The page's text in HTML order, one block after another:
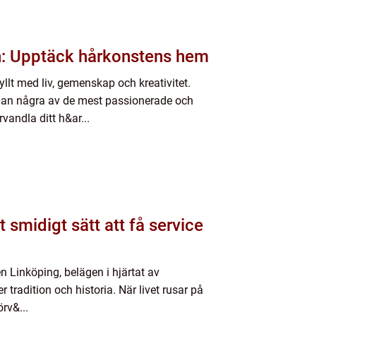
Upptäck hårkonstens hem
med liv, gemenskap och kreativitet.
några av de mest passionerade och
ditt h&ar...
smidigt sätt att få service
Linköping, belägen i hjärtat av
tradition och historia. När livet rusar på